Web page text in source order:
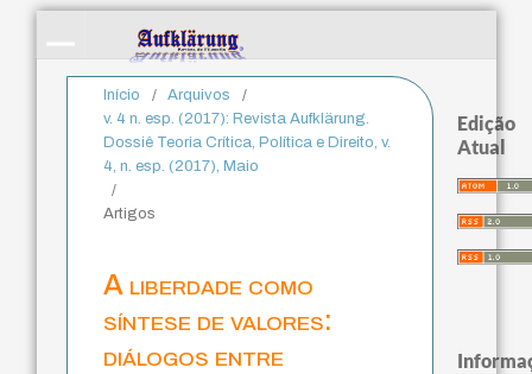
Início / Arquivos
/
v. 4 n. esp. (2017): Revista Aufklärung.
Dossiê Teoria Crítica, Política e Direito, v.
4, n. esp. (2017), Maio
/
Artigos
A liberdade como
síntese de valores:
diálogos entre
Edição
Atual